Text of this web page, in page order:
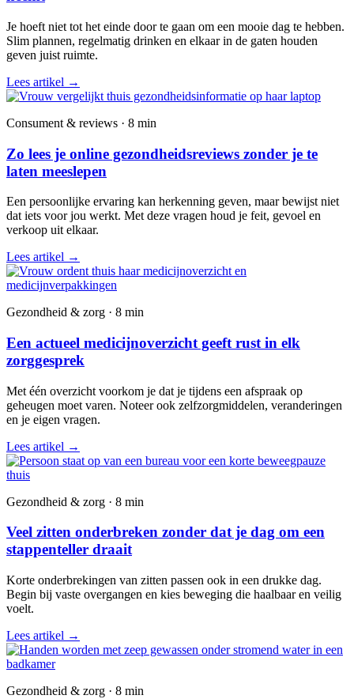
Je hoeft niet tot het einde door te gaan om een mooie dag te hebben.
Slim plannen, regelmatig drinken en elkaar in de gaten houden
geven juist ruimte.
Lees artikel →
Consument & reviews · 8 min
Zo lees je online gezondheidsreviews zonder je te
laten meeslepen
Een persoonlijke ervaring kan herkenning geven, maar bewijst niet
dat iets voor jou werkt. Met deze vragen houd je feit, gevoel en
verkoop uit elkaar.
Lees artikel →
Gezondheid & zorg · 8 min
Een actueel medicijnoverzicht geeft rust in elk
zorggesprek
Met één overzicht voorkom je dat je tijdens een afspraak op
geheugen moet varen. Noteer ook zelfzorgmiddelen, veranderingen
en je eigen vragen.
Lees artikel →
Gezondheid & zorg · 8 min
Veel zitten onderbreken zonder dat je dag om een
stappenteller draait
Korte onderbrekingen van zitten passen ook in een drukke dag.
Begin bij vaste overgangen en kies beweging die haalbaar en veilig
voelt.
Lees artikel →
Gezondheid & zorg · 8 min